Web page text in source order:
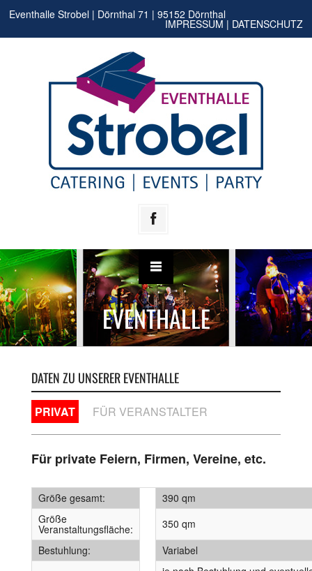
Eventhalle Strobel | Dörnthal 71 | 95152 Dörnthal
IMPRESSUM | DATENSCHUTZ
EVENTHALLE
DATEN ZU UNSERER EVENTHALLE
PRIVAT FÜR VERANSTALTER
Für private Feiern, Firmen, Vereine, etc.
Größe gesamt:
390 qm
Größe
Veranstaltungsfläche:
350 qm
Bestuhlung:
Variabel